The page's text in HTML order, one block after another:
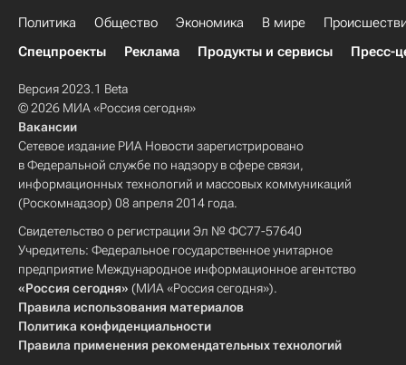
Политика Общество Экономика В мире
Спецпроекты
Реклама Продукты и сервисы Пресс-
Версия 2023.1 Beta
© 2026 МИА «Россия сегодня»
Вакансии
Сетевое издание РИА Новости зарегистрировано
в Федеральной службе по надзору в сфере связи,
информационных технологий и массовых коммуникаций
(Роскомнадзор) 08 апреля 2014 года.
Свидетельство о регистрации Эл № ФС77-57640
Учредитель: Федеральное государственное унитарное
предприятие Международное информационное агентство
«Россия сегодня» (МИА «Россия сегодня»).
Правила использования материалов
Политика конфиденциальности
Правила применения рекомендательных технологий